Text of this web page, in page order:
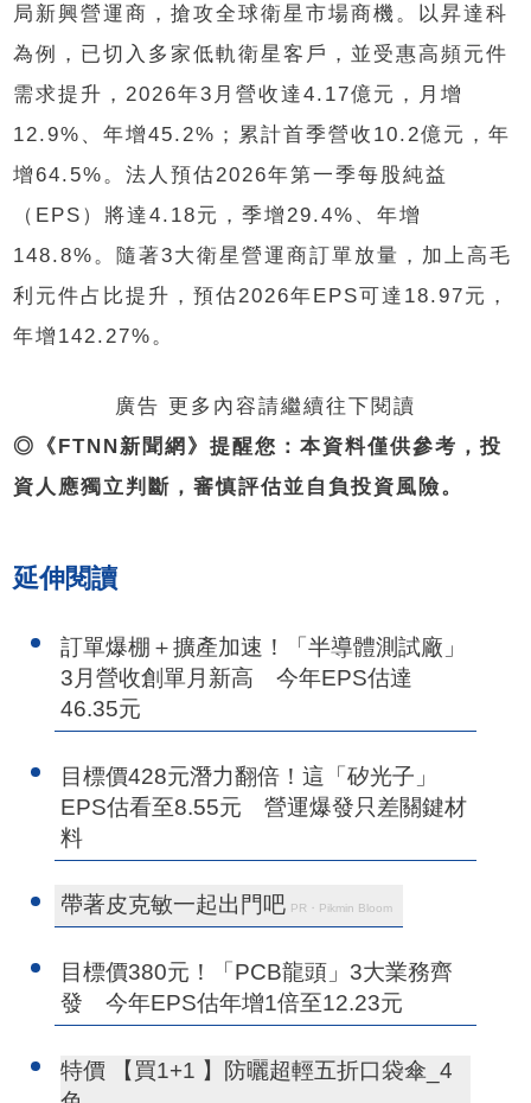
局新興營運商，搶攻全球衛星市場商機。以昇達科
為例，已切入多家低軌衛星客戶，並受惠高頻元件
需求提升，2026年3月營收達4.17億元，月增
12.9%、年增45.2%；累計首季營收10.2億元，年
增64.5%。法人預估2026年第一季每股純益
（EPS）將達4.18元，季增29.4%、年增
148.8%。隨著3大衛星營運商訂單放量，加上高毛
利元件占比提升，預估2026年EPS可達18.97元，
年增142.27%。
廣告 更多內容請繼續往下閱讀
◎《FTNN新聞網》提醒您：本資料僅供參考，投
資人應獨立判斷，審慎評估並自負投資風險。
延伸閱讀
訂單爆棚＋擴產加速！「半導體測試廠」
3月營收創單月新高 今年EPS估達
46.35元
目標價428元潛力翻倍！這「矽光子」
EPS估看至8.55元 營運爆發只差關鍵材
料
帶著皮克敏一起出門吧 PR・Pikmin Bloom
目標價380元！「PCB龍頭」3大業務齊
發 今年EPS估年增1倍至12.23元
特價 【買1+1 】防曬超輕五折口袋傘_4